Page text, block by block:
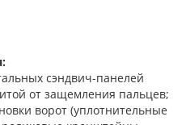
сэндвич-панелей
от защемления пальцев;
ворот (уплотнительные